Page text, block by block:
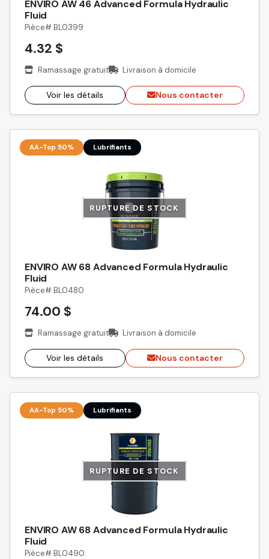
ENVIRO AW 46 Advanced Formula Hydraulic
Fluid
Pièce# BL0399
4.32 $
Ramassage gratuit Livraison à domicile
Voir les détails Nous contacter
AA-Top 50% Lubrifiants
RUPTURE DE STOCK
ENVIRO AW 68 Advanced Formula Hydraulic
Fluid
Pièce# BL0480
74.00 $
Ramassage gratuit Livraison à domicile
Voir les détails Nous contacter
AA-Top 50% Lubrifiants
RUPTURE DE STOCK
ENVIRO AW 68 Advanced Formula Hydraulic
Fluid
Pièce# BL0490